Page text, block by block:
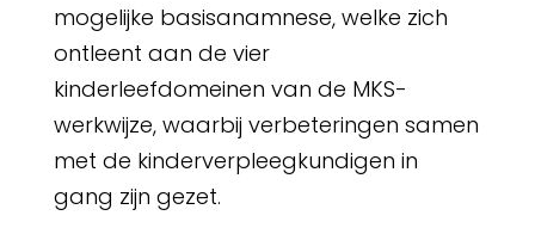
mogelijke basisanamnese, welke zich
ontleent aan de vier
kinderleefdomeinen van de MKS-
werkwijze, waarbij verbeteringen samen
met de kinderverpleegkundigen in
gang zijn gezet.